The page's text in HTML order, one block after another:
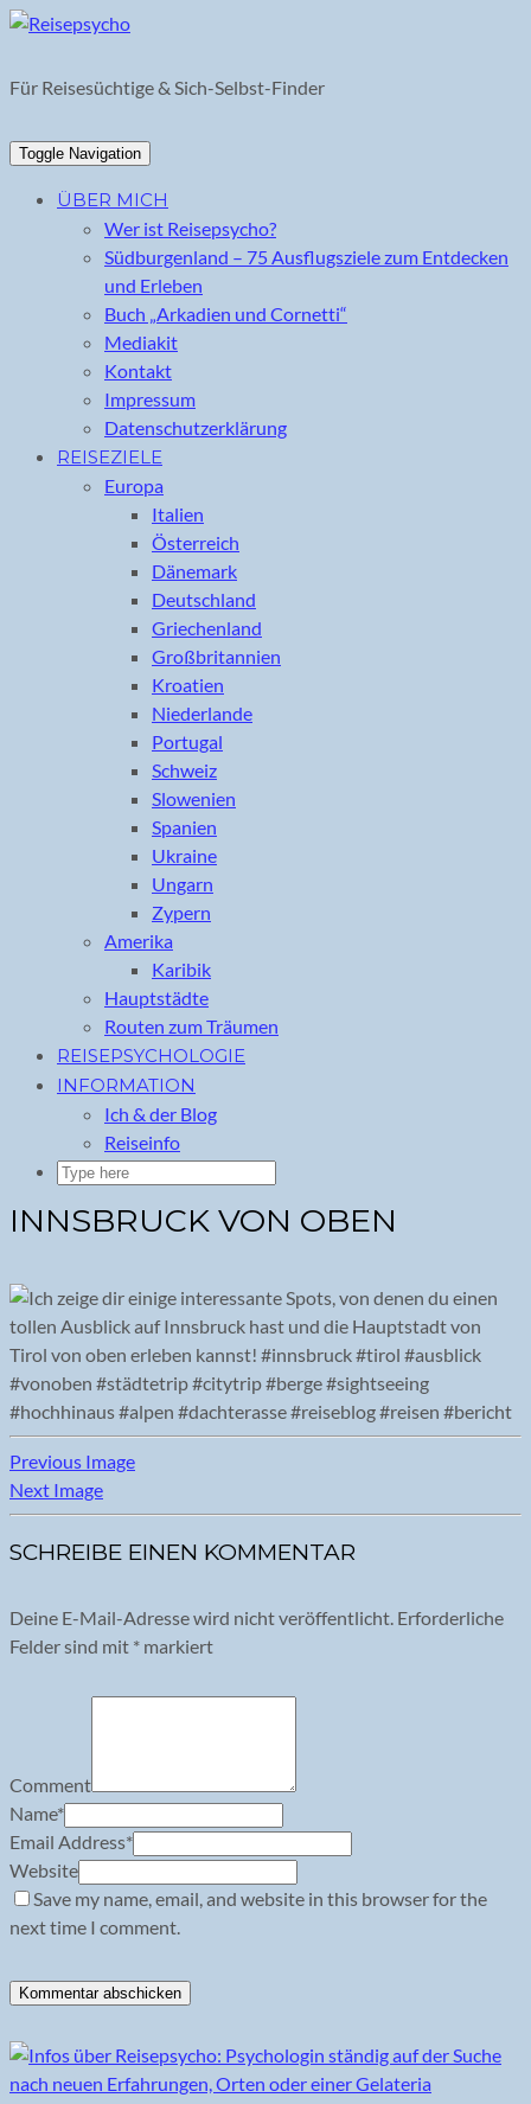
Skip
content
Für Reisesüchtige & Sich-Selbst-Finder
Toggle Navigation
ÜBER MICH
Wer ist Reisepsycho?
Südburgenland – 75 Ausflugsziele zum Entdecken
und Erleben
Buch „Arkadien und Cornetti“
Mediakit
Kontakt
Impressum
Datenschutzerklärung
REISEZIELE
Europa
Italien
Österreich
Dänemark
Deutschland
Griechenland
Großbritannien
Kroatien
Niederlande
Portugal
Schweiz
Slowenien
Spanien
Ukraine
Ungarn
Zypern
Amerika
Karibik
Hauptstädte
Routen zum Träumen
REISEPSYCHOLOGIE
INFORMATION
Ich & der Blog
Reiseinfo
INNSBRUCK VON OBEN
Previous Image
Next Image
SCHREIBE EINEN KOMMENTAR
Deine E-Mail-Adresse wird nicht veröffentlicht. Erforderliche
Felder sind mit * markiert
Comment
Name*
Email Address*
Website
Save my name, email, and website in this browser for the
next time I comment.